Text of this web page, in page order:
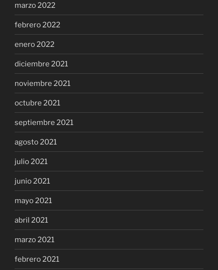
marzo 2022
febrero 2022
enero 2022
diciembre 2021
noviembre 2021
octubre 2021
septiembre 2021
agosto 2021
julio 2021
junio 2021
mayo 2021
abril 2021
marzo 2021
febrero 2021